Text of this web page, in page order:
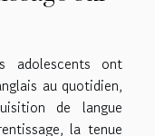
adolescents ont
au quotidien,
de langue
la tenue